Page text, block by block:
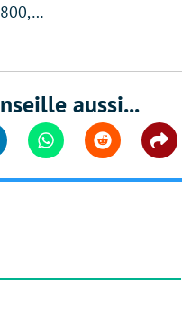
800,…
aussi...
WhatsappReddit